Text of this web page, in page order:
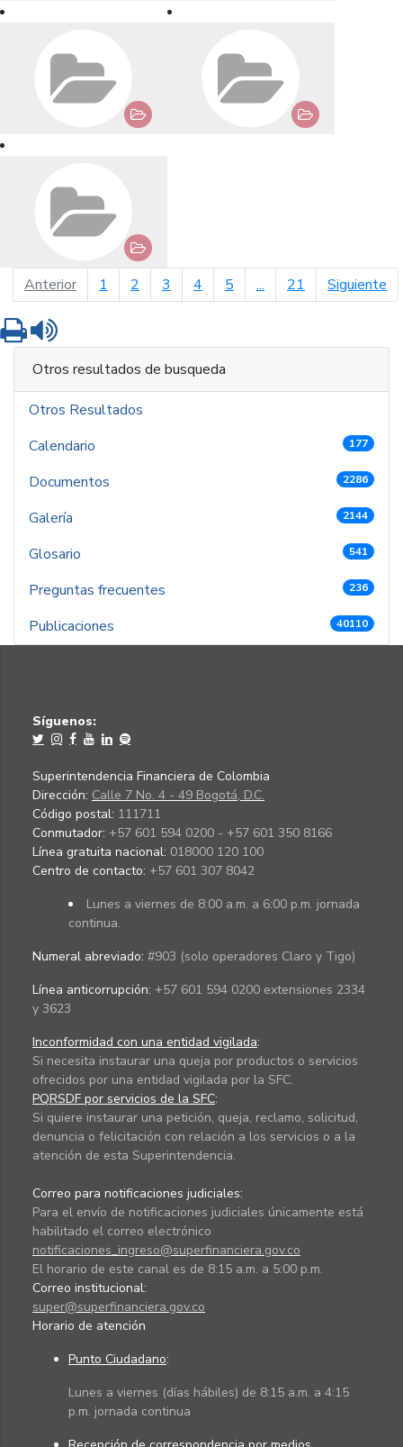
Anteriorpágina anterior
1 2 3 4 5 ... 21 Siguiente
Imprimir
Otros resultados de busqueda
Otros Resultados
Calendario
177
Documentos 2286
Galería 2144
Glosario 541
Preguntas frecuentes 236
Publicaciones 40110
Síguenos:
Superintendencia Financiera de Colombia
Dirección: Calle 7 No. 4 - 49 Bogotá, D.C.
Código postal: 111711
Conmutador: +57 601 594 0200 - +57 601 350 8166
Línea gratuita nacional: 018000 120 100
Centro de contacto: +57 601 307 8042
Lunes a viernes de 8:00 a.m. a 6:00 p.m. jornada
continua.
Numeral abreviado: #903 (solo operadores Claro y Tigo)
Línea anticorrupción: +57 601 594 0200 extensiones 2334
y 3623
Inconformidad con una entidad vigilada:
Si necesita instaurar una queja por productos o servicios
ofrecidos por una entidad vigilada por la SFC.
PQRSDF por servicios de la SFC:
Si quiere instaurar una petición, queja, reclamo, solicitud,
denuncia o felicitación con relación a los servicios o a la
atención de esta Superintendencia.
Correo para notificaciones judiciales:
Para el envío de notificaciones judiciales únicamente está
habilitado el correo electrónico
notificaciones_ingreso@superfinanciera.gov.co
El horario de este canal es de 8:15 a.m. a 5:00 p.m.
Correo institucional:
super@superfinanciera.gov.co
Horario de atención
Punto Ciudadano:
Lunes a viernes (días hábiles) de 8:15 a.m. a 4:15
p.m. jornada continua